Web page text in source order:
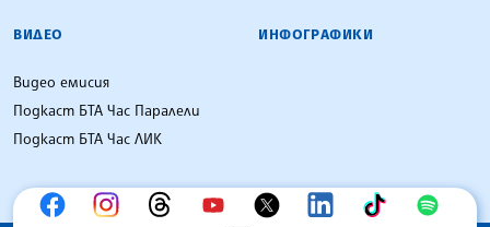
ВИДЕО
Видео емисия
Подкаст БТА Час Паралели
Подкаст БТА Час ЛИК
ИНФОГРАФИКИ